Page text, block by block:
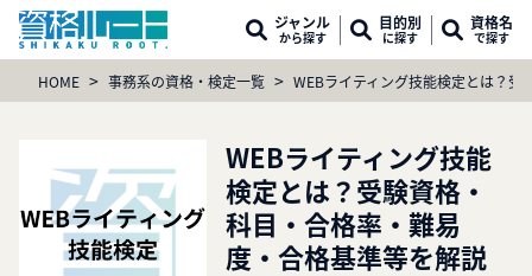
ジャンル
から探す
目的別
に探す
資格名
で探す
HOME > 事務系の資格・検定一覧 > WEBライティング技能検定とは？
WEBライティング技能
検定とは？受験資格・
科目・合格率・難易
度・合格基準等を解説